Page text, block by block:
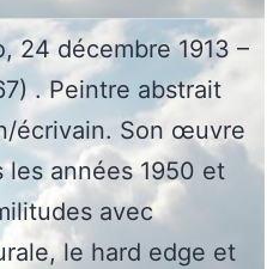
24 décembre 1913 –
. Peintre abstrait
écrivain. Son œuvre
les années 1950 et
avec
le hard edge et